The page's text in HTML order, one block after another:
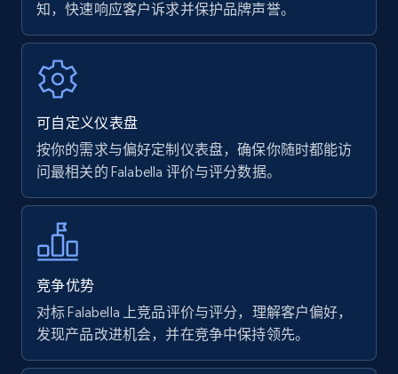
Amazon Reviews
URL, Product name, Product rating, Product
rating object, Product rating max, Rating,
Author name, Asin, and more.
URL, Final price, Sku, Currency, Gtin,
Specifications, Image urls, Top reviews, and
more.
知，快速响应客户诉求并保护品牌声誉。
可自定义仪表盘
按你的需求与偏好定制仪表盘，确保你随时都能访
问最相关的 Falabella 评价与评分数据。
竞争优势
对标 Falabella 上竞品评价与评分，理解客户偏好，
发现产品改进机会，并在竞争中保持领先。